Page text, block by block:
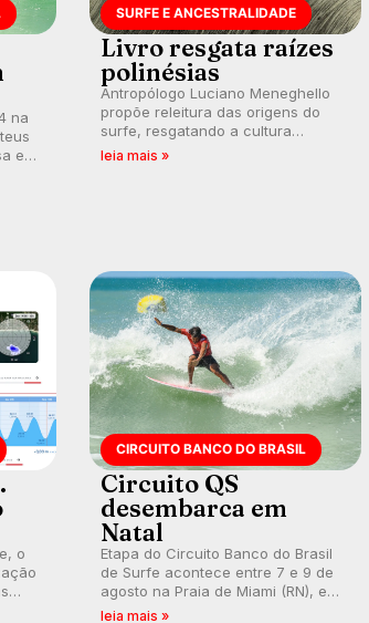
na
em
SURFE E ANCESTRALIDADE
Livro resgata raízes
polinésias
Antropólogo Luciano Meneghello
propõe releitura das origens do
surfe, resgatando a cultura
polinésia e questionando a visão
leia mais »
o
CIRCUITO BANCO DO BRASIL
Circuito QS
desembarca em
Natal
Etapa do Circuito Banco do Brasil
de Surfe acontece entre 7 e 9 de
agosto na Praia de Miami (RN), em
disputas válidas pelo Qualifying
leia mais »